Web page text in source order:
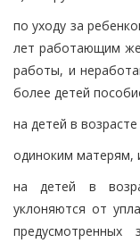
по уходу за
лет работающим
работы, и
более детей
на детей в
одиноким матерям,
на детей в
уклоняются от
предусмотренных